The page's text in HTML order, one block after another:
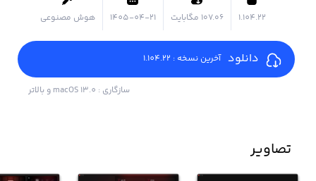
1.104.22 ۱۰۷.۰۶ مگابایت 1405-04-21 هوش مصنوعی
دانلود آخرین نسخه : 1.104.22
سازگاری : macOS 13.0 و بالاتر
تصاویر